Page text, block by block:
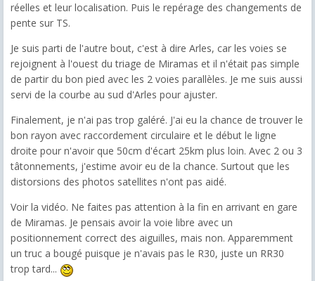
réelles et leur localisation. Puis le repérage des changements de
pente sur TS.
Je suis parti de l'autre bout, c'est à dire Arles, car les voies se
rejoignent à l'ouest du triage de Miramas et il n'était pas simple
de partir du bon pied avec les 2 voies parallèles. Je me suis aussi
servi de la courbe au sud d'Arles pour ajuster.
Finalement, je n'ai pas trop galéré. J'ai eu la chance de trouver le
bon rayon avec raccordement circulaire et le début le ligne
droite pour n'avoir que 50cm d'écart 25km plus loin. Avec 2 ou 3
tâtonnements, j'estime avoir eu de la chance. Surtout que les
distorsions des photos satellites n'ont pas aidé.
Voir la vidéo. Ne faites pas attention à la fin en arrivant en gare
de Miramas. Je pensais avoir la voie libre avec un
positionnement correct des aiguilles, mais non. Apparemment
un truc a bougé puisque je n'avais pas le R30, juste un RR30
trop tard...